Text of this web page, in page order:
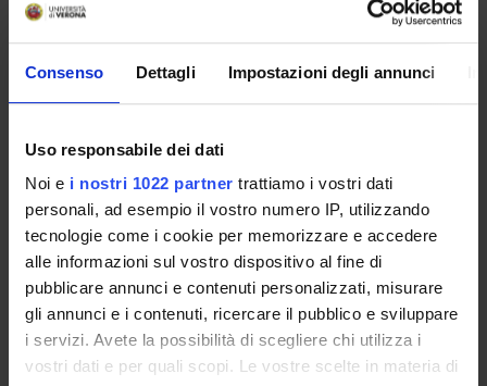
Consenso Dettagli Impostazioni degli annunci
Uso responsabile dei dati
Noi e i nostri 1022 partner trattiamo i vostri dati
personali, ad esempio il vostro numero IP, utilizzando
tecnologie come i cookie per memorizzare e accedere
alle informazioni sul vostro dispositivo al fine di
pubblicare annunci e contenuti personalizzati, misurare
gli annunci e i contenuti, ricercare il pubblico e sviluppare
i servizi. Avete la possibilità di scegliere chi utilizza i
vostri dati e per quali scopi. Le vostre scelte in materia di
SEZIONI
STRUTTURE
CENTRI
LABORATORI
BIBLIOTECHE
Contatti
Persone